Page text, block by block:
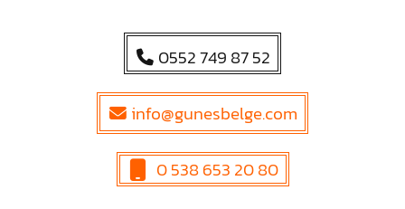
0552 749 87 52
info@gunesbelge.com
0 538 653 20 80